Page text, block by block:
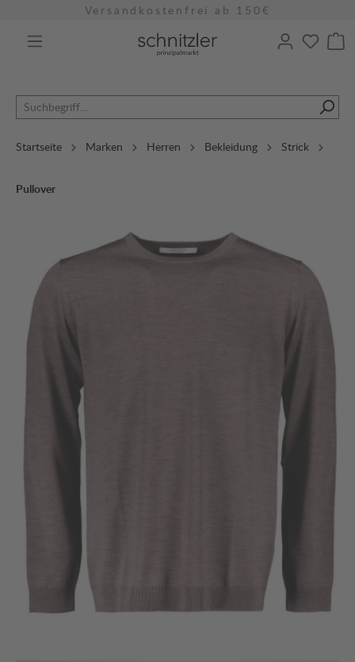
Versandkostenfrei ab 150€
Startseite Marken Herren Bekleidung Strick
Pullover